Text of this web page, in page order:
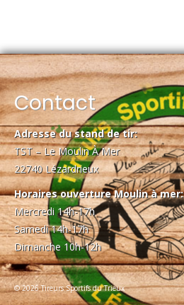
Contact
Adresse du stand de tir:
TST – Le Moulin À Mer
22740 Lézardrieux
Horaires ouverture Moulin à mer:
Mercredi 14h-17h
Samedi 14h-17h
Dimanche 10h-12h
© 2026 Tireurs Sportifs du Trieux